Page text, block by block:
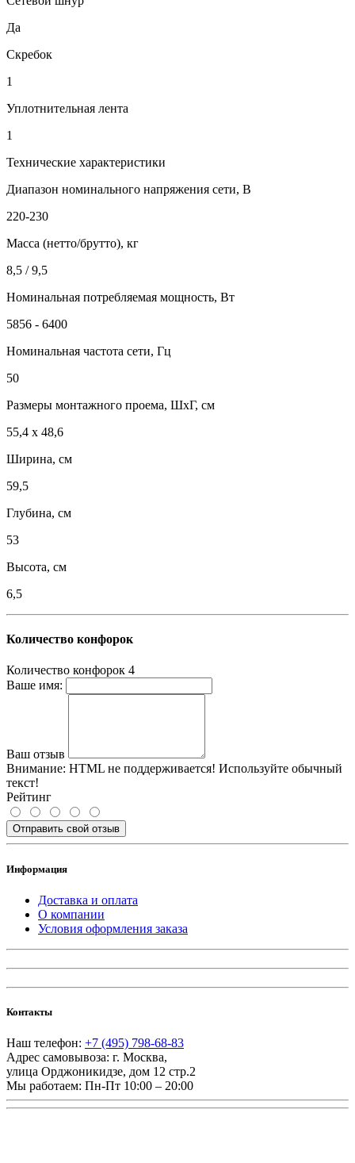
Да
Скребок
1
Уплотнительная лента
1
Технические характеристики
Диапазон номинального напряжения сети, В
220-230
Масса (нетто/брутто), кг
8,5 / 9,5
Номинальная потребляемая мощность, Вт
5856 - 6400
Номинальная частота сети, Гц
50
Размеры монтажного проема, ШхГ, см
55,4 х 48,6
Ширина, см
59,5
Глубина, см
53
Высота, см
6,5
Количество конфорок
Количество конфорок 4
Ваше имя:
Ваш отзыв
Внимание: HTML не поддерживается! Используйте обычный
текст!
Рейтинг
Отправить свой отзыв
Информация
Доставка и оплата
О компании
Условия оформления заказа
Контакты
Наш телефон: +7 (495) 798-68-83
Адрес самовывоза: г. Москва,
улица Орджоникидзе, дом 12 стр.2
Мы работаем: Пн-Пт 10:00 – 20:00